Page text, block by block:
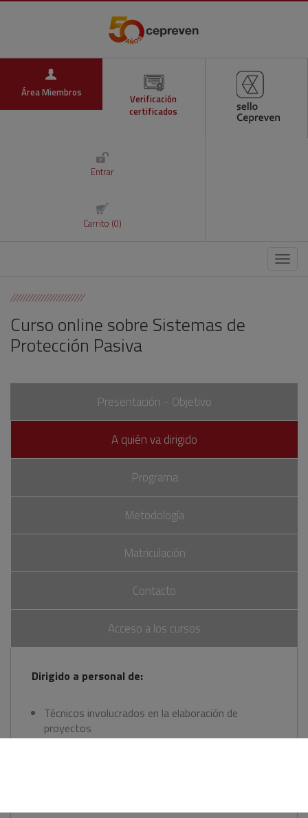
Área Miembros
Verificación
certificados
Entrar
Carrito (0)
Menú
Curso online sobre Sistemas de
Protección Pasiva
Presentación - Objetivo
A quién va dirigido
Programa
Metodología
Matriculación
Contacto
Acceso a los cursos
Dirigido a personal de:
Técnicos involucrados en la elaboración de
proyectos